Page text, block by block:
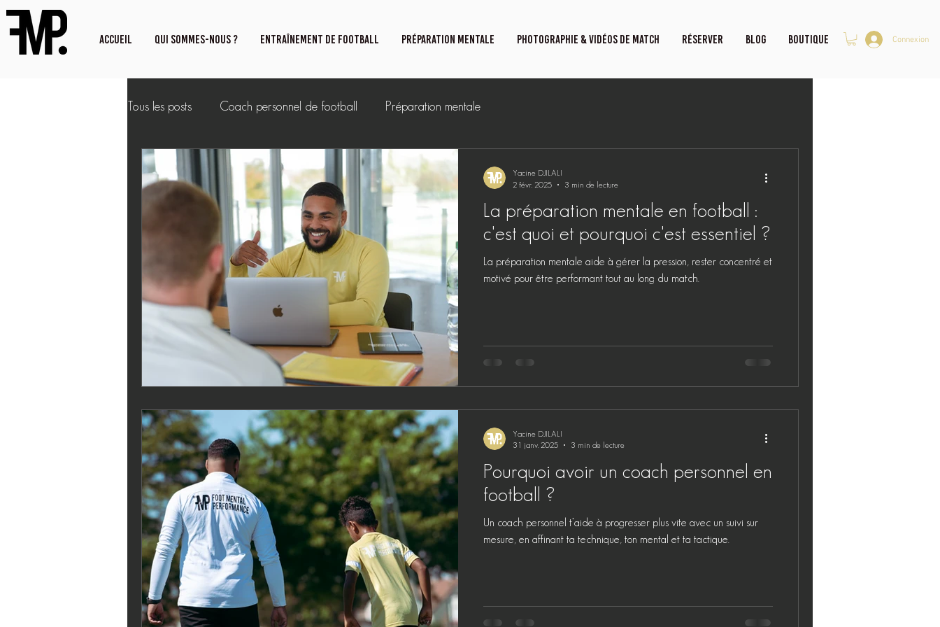
ACCUEIL QUI SOMMES-NOUS ? ENTRAÎNEMENT DE FOOTBALL PRÉPARATION MENTALE PHOTOGRAPHIE & VIDÉOS DE MATCH RÉSERVER Blog Boutique Connexion
Tous les posts Coach personnel de football Préparation mentale
La préparation mentale en football :
c'est quoi et pourquoi c'est essentiel ?
La préparation mentale aide à gérer la pression, rester concentré et
motivé pour être performant tout au long du match.
Yacine DJILALI
2 févr. 2025
3 min de lecture
Pourquoi avoir un coach personnel en
football ?
Un coach personnel t’aide à progresser plus vite avec un suivi sur
mesure, en affinant ta technique, ton mental et ta tactique.
Yacine DJILALI
31 janv. 2025
3 min de lecture